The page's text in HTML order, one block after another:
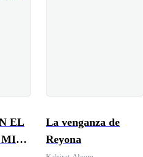
EL
MI
La venganza de
Reyona